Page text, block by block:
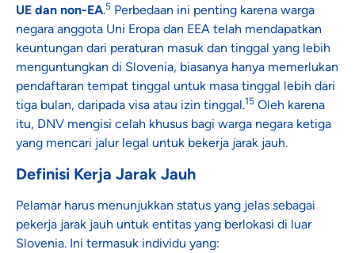
UE dan non-EA.5 Perbedaan ini penting karena warga
negara anggota Uni Eropa dan EEA telah mendapatkan
keuntungan dari peraturan masuk dan tinggal yang lebih
menguntungkan di Slovenia, biasanya hanya memerlukan
pendaftaran tempat tinggal untuk masa tinggal lebih dari
tiga bulan, daripada visa atau izin tinggal.15 Oleh karena
itu, DNV mengisi celah khusus bagi warga negara ketiga
yang mencari jalur legal untuk bekerja jarak jauh.
Definisi Kerja Jarak Jauh
Pelamar harus menunjukkan status yang jelas sebagai
pekerja jarak jauh untuk entitas yang berlokasi di luar
Slovenia. Ini termasuk individu yang: